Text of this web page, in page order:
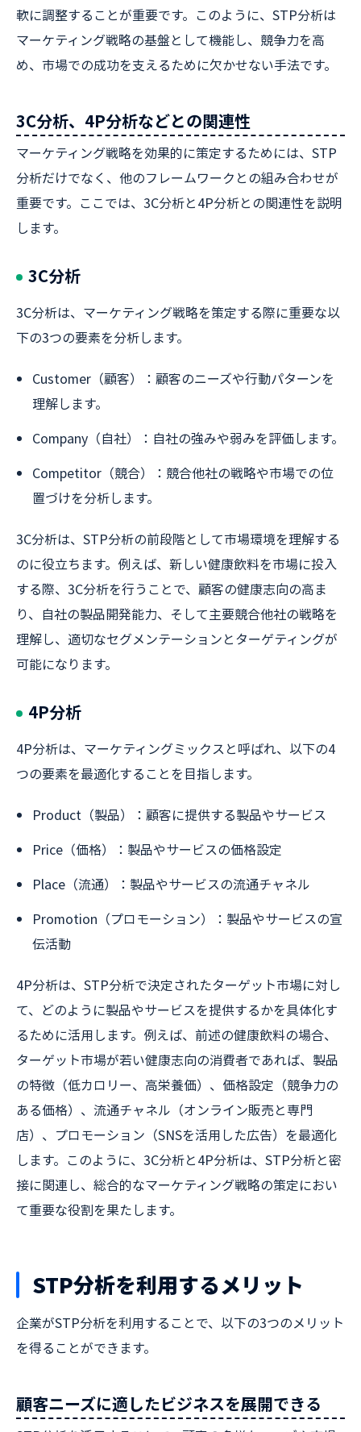
軟に調整することが重要です。このように、STP分析は
マーケティング戦略の基盤として機能し、競争力を高
め、市場での成功を支えるために欠かせない手法です。
3C分析、4P分析などとの関連性
マーケティング戦略を効果的に策定するためには、STP
分析だけでなく、他のフレームワークとの組み合わせが
重要です。ここでは、3C分析と4P分析との関連性を説明
します。
3C分析
3C分析は、マーケティング戦略を策定する際に重要な以
下の3つの要素を分析します。
Customer（顧客）：顧客のニーズや行動パターンを
理解します。
Company（自社）：自社の強みや弱みを評価します。
Competitor（競合）：競合他社の戦略や市場での位
置づけを分析します。
3C分析は、STP分析の前段階として市場環境を理解する
のに役立ちます。例えば、新しい健康飲料を市場に投入
する際、3C分析を行うことで、顧客の健康志向の高ま
り、自社の製品開発能力、そして主要競合他社の戦略を
理解し、適切なセグメンテーションとターゲティングが
可能になります。
4P分析
4P分析は、マーケティングミックスと呼ばれ、以下の4
つの要素を最適化することを目指します。
Product（製品）：顧客に提供する製品やサービス
Price（価格）：製品やサービスの価格設定
Place（流通）：製品やサービスの流通チャネル
Promotion（プロモーション）：製品やサービスの宣
伝活動
4P分析は、STP分析で決定されたターゲット市場に対し
て、どのように製品やサービスを提供するかを具体化す
るために活用します。例えば、前述の健康飲料の場合、
ターゲット市場が若い健康志向の消費者であれば、製品
の特徴（低カロリー、高栄養価）、価格設定（競争力の
ある価格）、流通チャネル（オンライン販売と専門
店）、プロモーション（SNSを活用した広告）を最適化
します。このように、3C分析と4P分析は、STP分析と密
接に関連し、総合的なマーケティング戦略の策定におい
て重要な役割を果たします。
STP分析を利用するメリット
企業がSTP分析を利用することで、以下の3つのメリット
を得ることができます。
顧客ニーズに適したビジネスを展開できる